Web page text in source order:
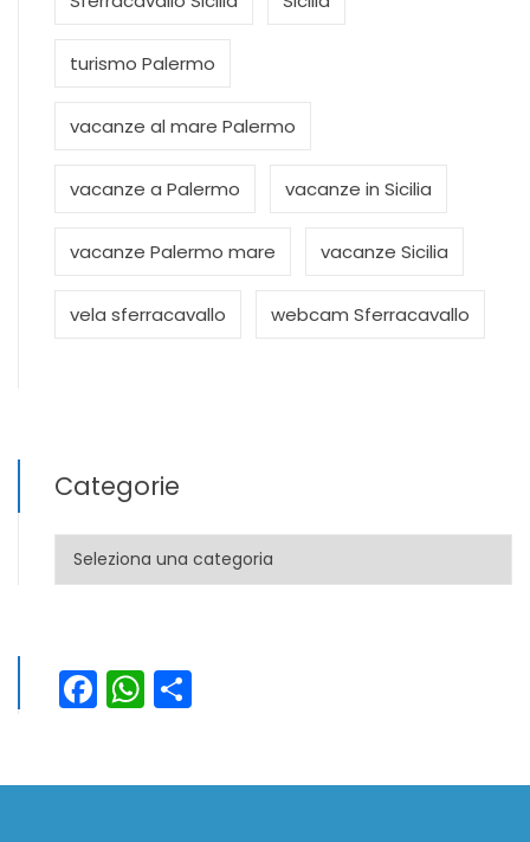
turismo Palermo
vacanze al mare Palermo
vacanze a Palermo vacanze in Sicilia
vacanze Palermo mare vacanze Sicilia
vela sferracavallo webcam Sferracavallo
Categorie
Categorie
Facebook
WhatsApp